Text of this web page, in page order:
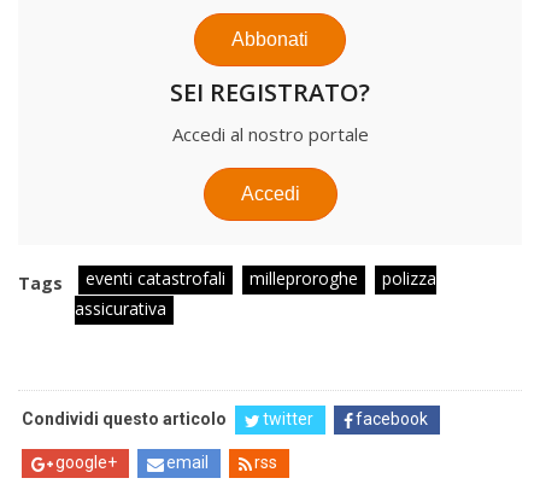
Abbonati
SEI REGISTRATO?
Accedi al nostro portale
Accedi
Tags eventi catastrofali milleproroghe
polizza
assicurativa
Condividi questo articolo twitter facebook
google+ email rss